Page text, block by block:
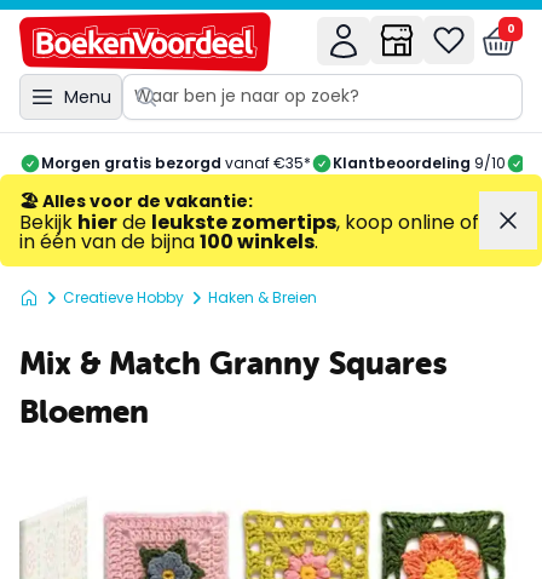
Menu
0
Morgen gratis bezorgd vanaf €35* Klantbeoordeling 9/10
🏖️ Alles voor de vakantie:
Bekijk hierde leukste zomertips, koop online of
in één van de bijna100 winkels.
Creatieve Hobby Haken & Breien
Mix & Match Granny Squares
Bloemen